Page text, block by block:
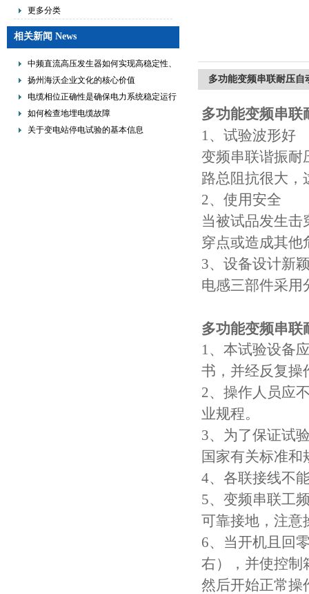
更多分类
相关新闻 News
中频直流高压发生器如何实现高稳定性、
低纹波与便携式设计？
扬州海沃企业文化的核心价值
电缆相位正确性是确保电力系统稳定运行
的重要措施
如何检查地埋电缆故障
关于变电站停电试验的基本信息
多功能变频串联耐压自
多功能变频串联
1、试验波形好
变频串联谐振耐
路总阻抗很大，
2、使用安全
当被试品发生
穿点或造成其他
3、设备设计新
电感三部件采用
多功能变频串联
1、本试验设备
书，并经反复操
2、操作人员应
业规程。
3、为了保证试
国家有关标准
4、各联接线不
5、变频串联工
可靠接地，注意
6、当开机且回
右），并使控制
然后开始正常操